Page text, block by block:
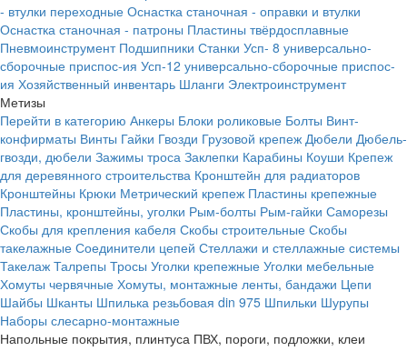
- втулки переходные Оснастка станочная - оправки и втулки
Оснастка станочная - патроны Пластины твёрдосплавные
Пневмоинструмент Подшипники Станки Усп- 8 универсально-
сборочные приспос-ия Усп-12 универсально-сборочные приспос-
ия Хозяйственный инвентарь Шланги Электроинструмент
Метизы
Перейти в категорию Анкеры Блоки роликовые Болты Винт-
конфирматы Винты Гайки Гвозди Грузовой крепеж Дюбели Дюбель-
гвозди, дюбели Зажимы троса Заклепки Карабины Коуши Крепеж
для деревянного строительства Кронштейн для радиаторов
Кронштейны Крюки Метрический крепеж Пластины крепежные
Пластины, кронштейны, уголки Рым-болты Рым-гайки Саморезы
Скобы для крепления кабеля Скобы строительные Скобы
такелажные Соединители цепей Стеллажи и стеллажные системы
Такелаж Талрепы Тросы Уголки крепежные Уголки мебельные
Хомуты червячные Хомуты, монтажные ленты, бандажи Цепи
Шайбы Шканты Шпилька резьбовая din 975 Шпильки Шурупы
Наборы слесарно-монтажные
Напольные покрытия, плинтуса ПВХ, пороги, подложки, клеи